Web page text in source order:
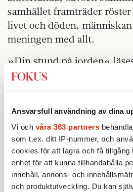
Ansvarsfull användning av dina
Vi och våra 363 partners
som t.ex. ditt IP-nummer, och
cookies för att lagra och få tillgång
enhet för att kunna tillhandahålla
innehåll, annons- och
och produktutveckling. Du kan
samhället framträder
livet och döden,
meningen med allt.
»Din stund på jorden«
radion. Den har ofta
senaste åren, senast på
se på Play. Jens
över Vilhelm Moberg ligger
plats i varje bokhandel,
på biblioteket. Man börjar
att vi börjar inse att vi
där kalla vattnet mycket